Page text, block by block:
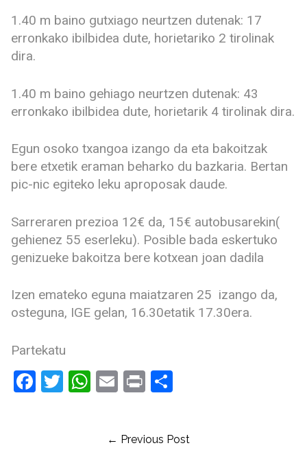
1.40 m baino gutxiago neurtzen dutenak: 17
erronkako ibilbidea dute, horietariko 2 tirolinak
dira.
1.40 m baino gehiago neurtzen dutenak: 43
erronkako ibilbidea dute, horietarik 4 tirolinak dira.
Egun osoko txangoa izango da eta bakoitzak
bere etxetik eraman beharko du bazkaria. Bertan
pic-nic egiteko leku aproposak daude.
Sarreraren prezioa 12€ da, 15€ autobusarekin(
gehienez 55 eserleku). Posible bada eskertuko
genizueke bakoitza bere kotxean joan dadila
Izen emateko eguna maiatzaren 25 izango da,
osteguna, IGE gelan, 16.30etatik 17.30era.
Partekatu
Facebook
Twitter
WhatsApp
Email
PrintShare
← Previous Post